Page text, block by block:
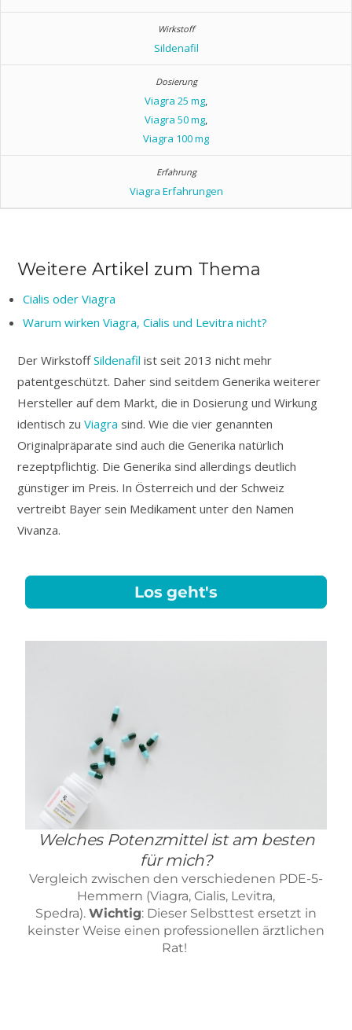
Sildenafil
Viagra 25 mg,
Viagra 50 mg,
Viagra 100 mg
Viagra Erfahrungen
Weitere Artikel zum Thema
Cialis oder Viagra
Warum wirken Viagra, Cialis und Levitra nicht?
Der WirkstoffSildenafil ist seit 2013 nicht mehr
patentgeschützt. Daher sind seitdem Generika weiterer
Hersteller auf dem Markt, die in Dosierung und Wirkung
identisch zu Viagra sind. Wie die vier genannten
Originalpräparate sind auch die Generika natürlich
rezeptpflichtig. Die Generika sind allerdings deutlich
günstiger im Preis. In Österreich und der Schweiz
vertreibt Bayer sein Medikament unter den Namen
Vivanza.